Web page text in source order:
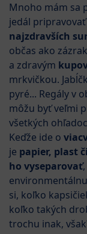
Mnoho mám sa
jedál
najzdravších
občas ako
a zdravým
mrkvičkou.
pyré... Regály v
môžu byť veľmi
všetkých
Keďže ide o
je papier, plast
ho vyseparovať
si, koľko
koľko takých
trochu inak,